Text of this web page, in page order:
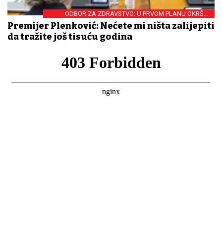
ODBOR ZA ZDRAVSTVO: U PRVOM PLANU OKRŠAJ
PREMIJERA I OPORBE
Premijer Plenković: Nećete mi ništa zalijepiti
da tražite još tisuću godina